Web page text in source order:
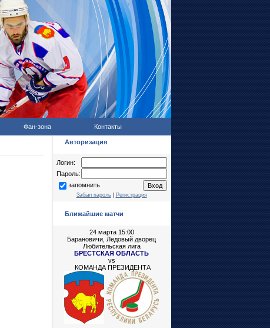
Фан-зона Контакты
Авторизация
Логин:
Пароль:
запомнить
Забыл пароль| Регистрация
Ближайшие матчи
24 марта 15:00
Барановичи, Ледовый дворец
Любительская лига
БРЕСТСКАЯ ОБЛАСТЬ
vs
КОМАНДА ПРЕЗИДЕНТА